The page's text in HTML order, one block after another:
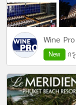
Wine
New ก